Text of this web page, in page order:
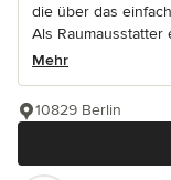
die über das
Als Raumausstatter
Mehr
10829 Berlin